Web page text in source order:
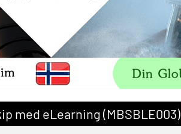
med eLearning (MBSBLE003)